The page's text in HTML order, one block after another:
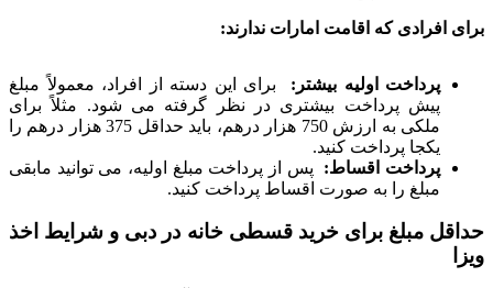
برای افرادی که اقامت امارات ندارند:
پرداخت اولیه بیشتر:
برای این دسته از افراد، معمولاً مبلغ
پیش پرداخت بیشتری در نظر گرفته می شود. مثلاً برای
ملکی به ارزش 750 هزار درهم، باید حداقل 375 هزار درهم را
یکجا پرداخت کنید.
پرداخت اقساط:
پس از پرداخت مبلغ اولیه، می توانید مابقی
مبلغ را به صورت اقساط پرداخت کنید.
حداقل مبلغ برای خرید قسطی خانه در دبی و شرایط اخذ
ویزا